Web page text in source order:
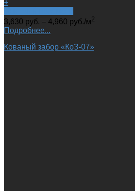
+
3,630 руб. – 4,960 руб./м2
Подробнее...
Кованый забор «КоЗ-07»